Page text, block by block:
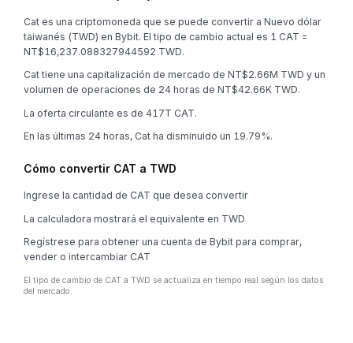
Cat es una criptomoneda que se puede convertir a Nuevo dólar
taiwanés (TWD) en Bybit. El tipo de cambio actual es 1 CAT =
NT$16,237.088327944592 TWD.
Cat tiene una capitalización de mercado de NT$2.66M TWD y un
volumen de operaciones de 24 horas de NT$42.66K TWD.
La oferta circulante es de 417T CAT.
En las últimas 24 horas, Cat ha disminuido un 19.79%.
Cómo convertir CAT a TWD
Ingrese la cantidad de CAT que desea convertir
La calculadora mostrará el equivalente en TWD
Regístrese para obtener una cuenta de Bybit para comprar,
vender o intercambiar CAT
El tipo de cambio de CAT a TWD se actualiza en tiempo real según los datos
del mercado.